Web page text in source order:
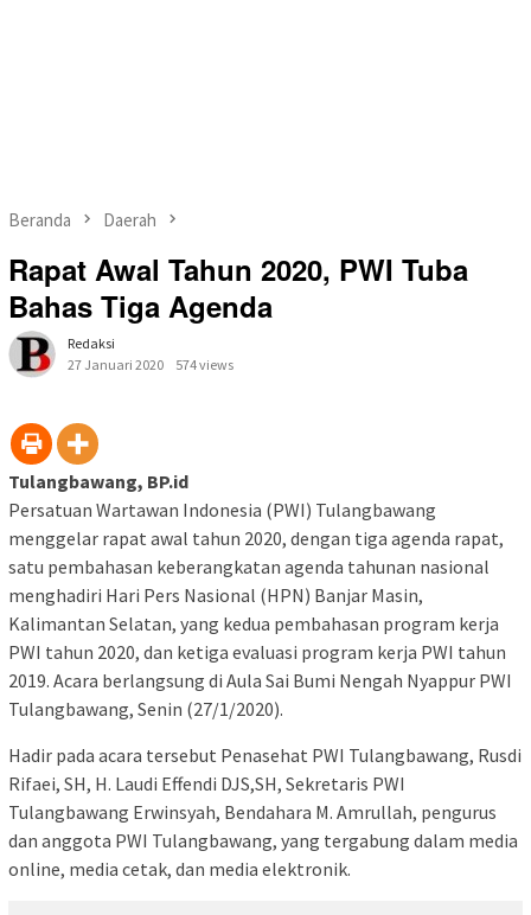
Beranda Daerah
Rapat Awal Tahun 2020, PWI Tuba
Bahas Tiga Agenda
Redaksi
27 Januari 2020
574 views
Tulangbawang, BP.id
Persatuan Wartawan Indonesia (PWI) Tulangbawang
menggelar rapat awal tahun 2020, dengan tiga agenda rapat,
satu pembahasan keberangkatan agenda tahunan nasional
menghadiri Hari Pers Nasional (HPN) Banjar Masin,
Kalimantan Selatan, yang kedua pembahasan program kerja
PWI tahun 2020, dan ketiga evaluasi program kerja PWI tahun
2019. Acara berlangsung di Aula Sai Bumi Nengah Nyappur PWI
Tulangbawang, Senin (27/1/2020).
Hadir pada acara tersebut Penasehat PWI Tulangbawang, Rusdi
Rifaei, SH, H. Laudi Effendi DJS,SH, Sekretaris PWI
Tulangbawang Erwinsyah, Bendahara M. Amrullah, pengurus
dan anggota PWI Tulangbawang, yang tergabung dalam media
online, media cetak, dan media elektronik.